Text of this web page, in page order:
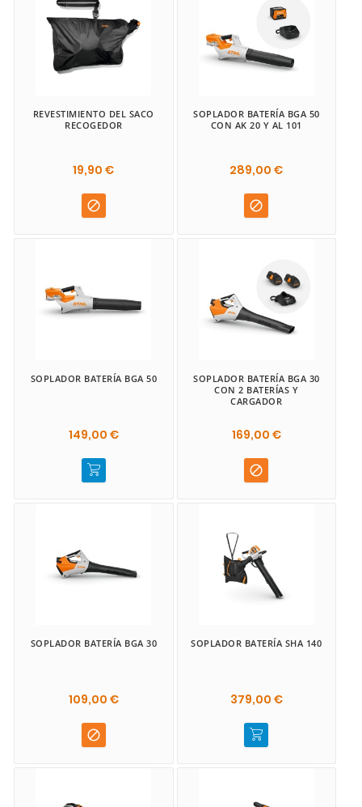
REVESTIMIENTO DEL SACO
RECOGEDOR
19,90 €

SOPLADOR BATERÍA BGA 50
CON AK 20 Y AL 101
289,00 €

SOPLADOR BATERÍA BGA 50
149,00 €
SOPLADOR BATERÍA BGA 30
CON 2 BATERÍAS Y
CARGADOR
169,00 €

SOPLADOR BATERÍA BGA 30
109,00 €

SOPLADOR BATERÍA SHA 140
379,00 €